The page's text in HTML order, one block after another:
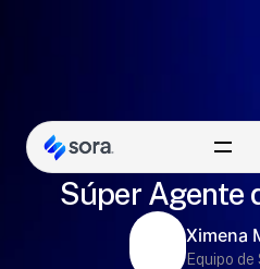
Evita multas de
Súper Agente
Ximena
Equipo de